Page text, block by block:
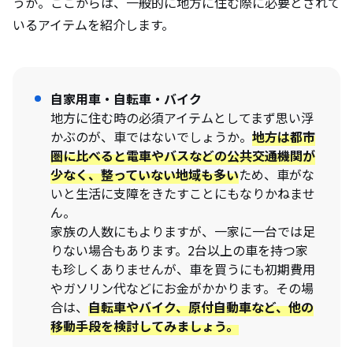
いるアイテムを紹介します。
自家用車・自転車・バイク
地方に住む時の必須アイテムとしてまず思い浮
かぶのが、車ではないでしょうか。 地方は都市
圏に比べると電車やバスなどの公共交通機関が
少なく、整っていない地域も多いため、車がな
いと生活に支障をきたすことにもなりかねませ
ん。
家族の人数にもよりますが、一家に一台では足
りない場合もあります。2台以上の車を持つ家
も珍しくありませんが、車を買うにも初期費用
やガソリン代などにお金がかかります。その場
合は、 自転車やバイク、原付自動車など、他の
移動手段を検討してみましょう。